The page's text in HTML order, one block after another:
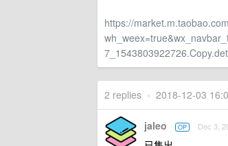
https://
2 replies • 2018-12-03
jaleo OP Dec 3,